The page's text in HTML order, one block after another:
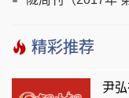
精彩推荐
尹